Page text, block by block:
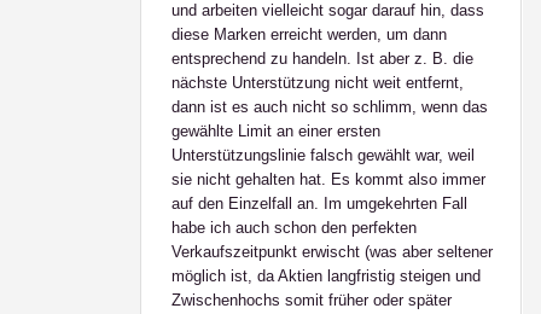
und arbeiten vielleicht sogar darauf hin, dass
diese Marken erreicht werden, um dann
entsprechend zu handeln. Ist aber z. B. die
nächste Unterstützung nicht weit entfernt,
dann ist es auch nicht so schlimm, wenn das
gewählte Limit an einer ersten
Unterstützungslinie falsch gewählt war, weil
sie nicht gehalten hat. Es kommt also immer
auf den Einzelfall an. Im umgekehrten Fall
habe ich auch schon den perfekten
Verkaufszeitpunkt erwischt (was aber seltener
möglich ist, da Aktien langfristig steigen und
Zwischenhochs somit früher oder später